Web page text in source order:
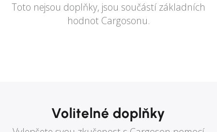
Toto nejsou doplňky, jsou součástí základních
hodnot Cargosonu.
Volitelné doplňky